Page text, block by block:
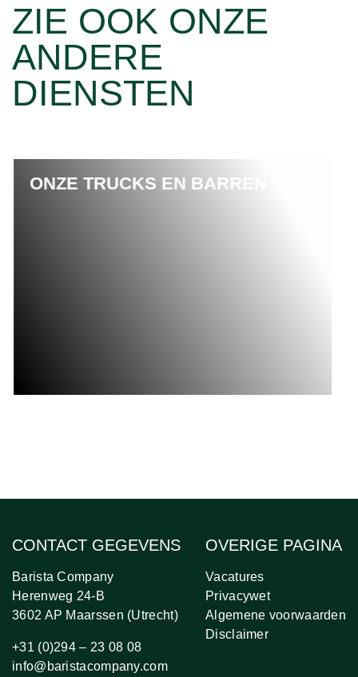
ZIE OOK ONZE
ANDERE
DIENSTEN
INFUSED WATER
CONTACT GEGEVENS
Barista Company
Herenweg 24-B
3602 AP Maarssen (Utrecht)
+31 (0)294 – 23 08 08
info@baristacompany.com
OVERIGE PAGINA
Vacatures
Privacywet
Algemene voorwaarden
Disclaimer